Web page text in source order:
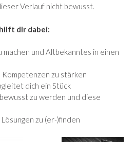
Verlauf nicht bewusst.
dir dabei:
machen und Altbekanntes in einen
zu stärken
dich ein Stück
zu werden und diese
zu (er-)finden